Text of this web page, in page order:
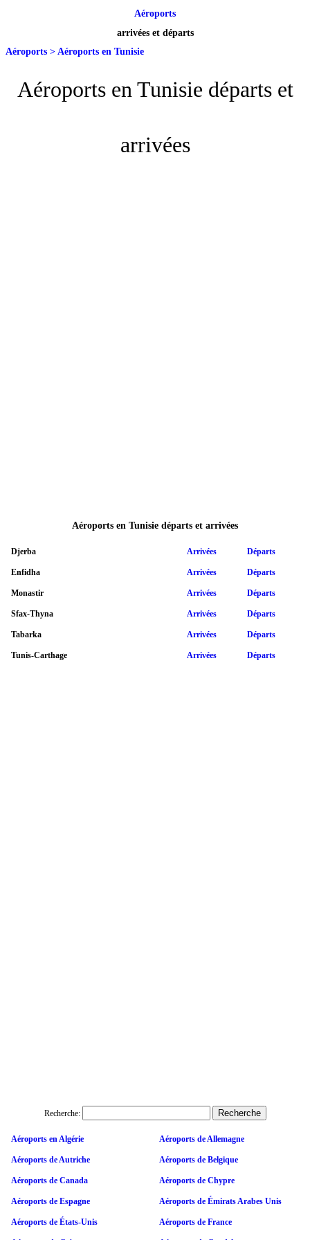
Aéroports
arrivées et départs
Aéroports > Aéroports en Tunisie
Aéroports en Tunisie départs et
arrivées
Aéroports en Tunisie départs et arrivées
Djerba Arrivées Départs
Enfidha Arrivées Départs
Monastir Arrivées Départs
Sfax-Thyna Arrivées Départs
Tabarka Arrivées Départs
Tunis-Carthage Arrivées Départs
Recherche:
Aéroports en Algérie Aéroports de Allemagne
Aéroports de Autriche Aéroports de Belgique
Aéroports de Canada Aéroports de Chypre
Aéroports de Espagne Aéroports de Émirats Arabes Unis
Aéroports de États-Unis Aéroports de France